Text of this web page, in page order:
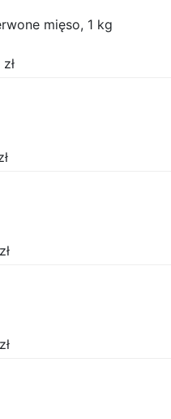
mięso, 1 kg
zł
zł
zł